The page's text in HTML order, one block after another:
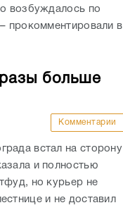
возбуждалось по
прокомментировали в
больше
Комментарии
встал на сторону
и полностью
но курьер не
и не доставил